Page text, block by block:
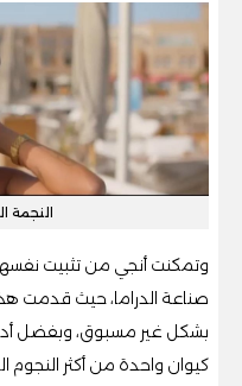
النجمة
وتمكنت أنجي من تثبيت
صناعة الدراما، حيث قدمت
بشكل غير مسبوق، وبفضل
كيوان واحدة من أكثر